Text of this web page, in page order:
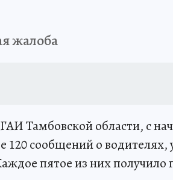
жалоба
Тамбовской области, с
120 сообщений о
пятое из них